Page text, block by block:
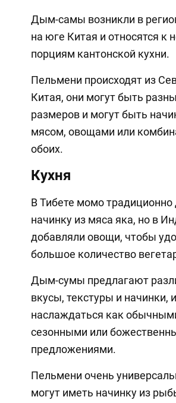
Дым-самы возникли в
на юге Китая и относятся к
порциям кантонской кухни.
Пельмени происходят из
Китая, они могут быть
размеров и могут быть
мясом, овощами или
обоих.
Кухня
В Тибете момо традиционно
начинку из мяса яка, но в
добавляли овощи, чтобы
большое количество
Дым-сумы предлагают
вкусы, текстуры и начинки,
наслаждаться как
сезонными или
предложениями.
Пельмени очень
могут иметь начинку из